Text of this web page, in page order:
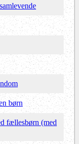
børn
fællesbørn (med